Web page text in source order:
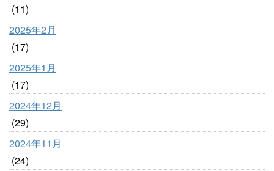
(11)
2025年2月
(17)
2025年1月
(17)
2024年12月
(29)
2024年11月
(24)